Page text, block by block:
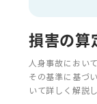
損害の算
人身事故におい
その基準に基づ
いて詳しく解説